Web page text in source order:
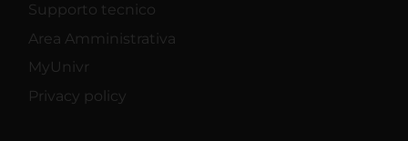
Supporto tecnico
Area Amministrativa
MyUnivr
Privacy policy